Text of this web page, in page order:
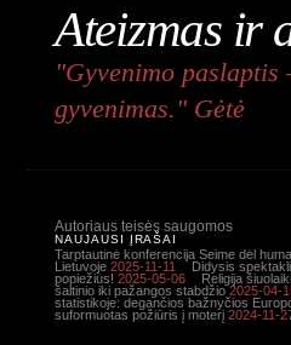
Ateizmas ir
"Gyvenimo paslaptis
gyvenimas." Gėtė
Autoriaus teisės saugomos
NAUJAUSI ĮRAŠAI
Tarptautinė konferencija Seime dėl
Lietuvoje 2025-11-11
Didysis
popiežius! 2025-05-06
Religija
šaltinio iki pažangos stabdžio 2025-04-
statistikoje: degančios bažnyčios
suformuotas požiūris į moterį 2024-11-